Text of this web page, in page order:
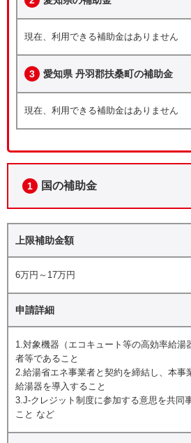
現在、利用できる補助金はありません
3 愛知県 丹羽郡扶桑町の補助金
現在、利用できる補助金はありません
1 国の補助金
上限補助金額
6万円～17万円
申請詳細
1.対象機器（エコキュート等の高効率給湯
者等であること
2.給湯省エネ事業者と契約を締結し、本事
給湯器を導入すること
3.J-クレジット制度に参加する意思を共同
こと など